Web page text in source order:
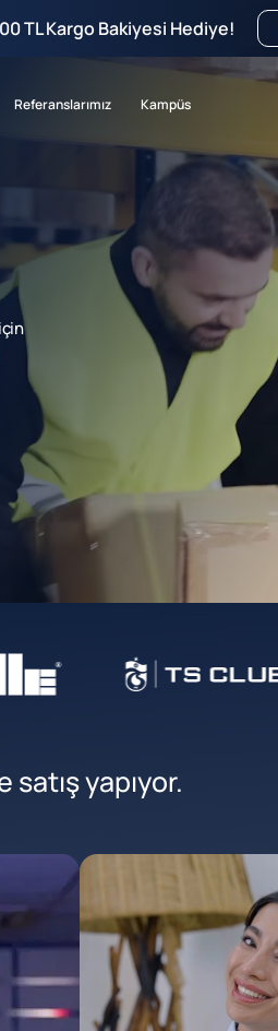
TL Kargo Bakiyesi Hediye!
Referanslarımız Kampüs
yapıyor.